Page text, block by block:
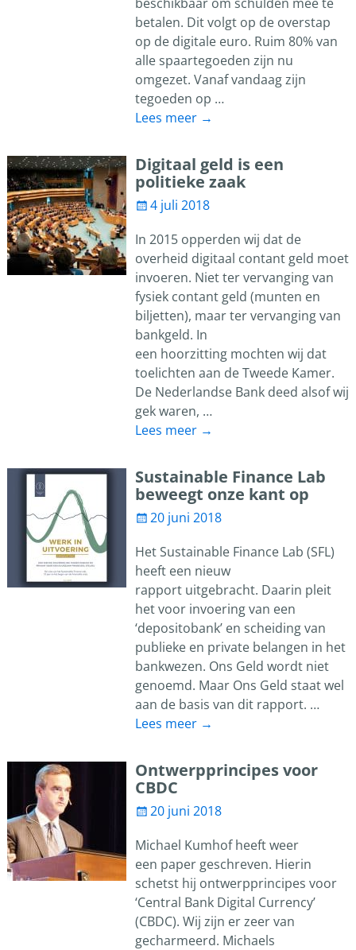
betalen. Dit volgt op de overstap
op de digitale euro. Ruim 80% van
alle spaartegoeden zijn nu
omgezet. Vanaf vandaag zijn
tegoeden op …
Lees meer →
Digitaal geld is een
politieke zaak
4 juli 2018
In 2015 opperden wij dat de
overheid digitaal contant geld moet
invoeren. Niet ter vervanging van
fysiek contant geld (munten en
biljetten), maar ter vervanging van
bankgeld. In
een hoorzitting mochten wij dat
toelichten aan de Tweede Kamer.
De Nederlandse Bank deed alsof wij
gek waren, …
Lees meer →
Sustainable Finance Lab
beweegt onze kant op
20 juni 2018
Het Sustainable Finance Lab (SFL)
heeft een nieuw
rapport uitgebracht. Daarin pleit
het voor invoering van een
‘depositobank’ en scheiding van
publieke en private belangen in het
bankwezen. Ons Geld wordt niet
genoemd. Maar Ons Geld staat wel
aan de basis van dit rapport. …
Lees meer →
Ontwerpprincipes voor
CBDC
20 juni 2018
Michael Kumhof heeft weer
een paper geschreven. Hierin
schetst hij ontwerpprincipes voor
‘Central Bank Digital Currency’
(CBDC). Wij zijn er zeer van
gecharmeerd. Michaels